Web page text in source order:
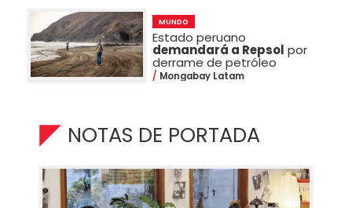
MUNDO
Estado peruano
demandará a Repsol por
derrame de petróleo
Mongabay Latam
NOTAS DE PORTADA